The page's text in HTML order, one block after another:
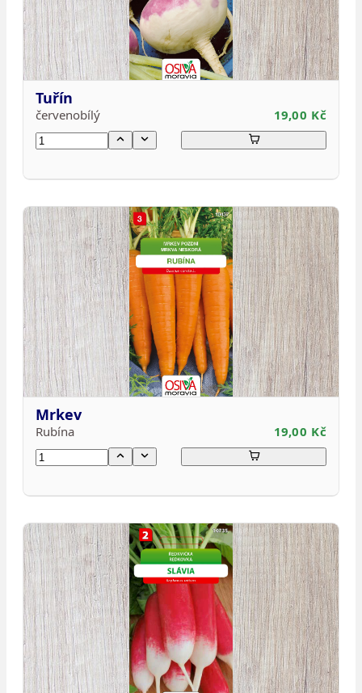
Tuřín
červenobílý 19,00 Kč
Mrkev
Rubína 19,00 Kč